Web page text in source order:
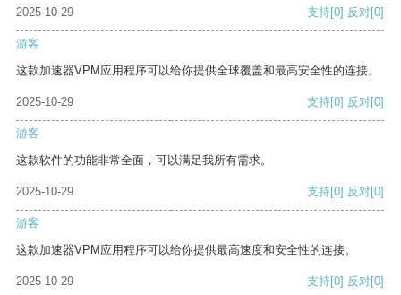
2025-10-29 支持[0] 反对[0]
游客
这款加速器VPM应用程序可以给你提供全球覆盖和最高安全性的连接。
2025-10-29 支持[0] 反对[0]
游客
这款软件的功能非常全面，可以满足我所有需求。
2025-10-29 支持[0] 反对[0]
游客
这款加速器VPM应用程序可以给你提供最高速度和安全性的连接。
2025-10-29 支持[0] 反对[0]